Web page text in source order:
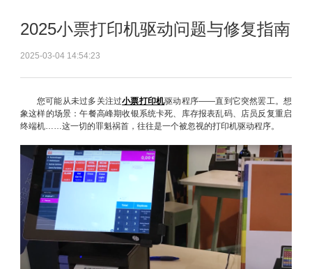
2025小票打印机驱动问题与修复指南
2025-03-04 14:54:23
您可能从未过多关注过小票打印机驱动程序——直到它突然罢工。想
象这样的场景：午餐高峰期收银系统卡死、库存报表乱码、店员反复重启
终端机……这一切的罪魁祸首，往往是一个被忽视的打印机驱动程序。